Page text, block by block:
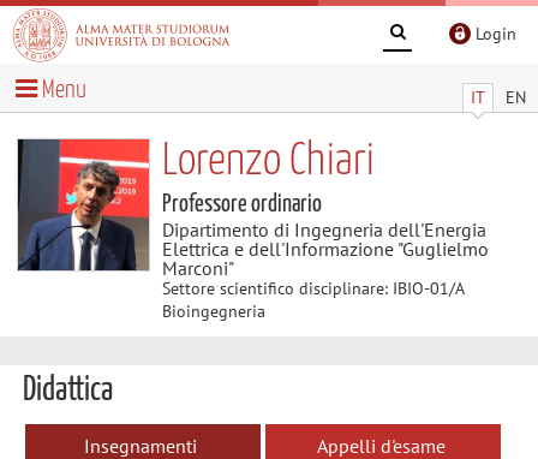
Login
IT EN
Menu
Lorenzo Chiari
Professore ordinario
Dipartimento di Ingegneria dell'Energia
Elettrica e dell'Informazione "Guglielmo
Marconi"
Settore scientifico disciplinare: IBIO-01/A
Bioingegneria
Didattica
Insegnamenti Appelli d'esame